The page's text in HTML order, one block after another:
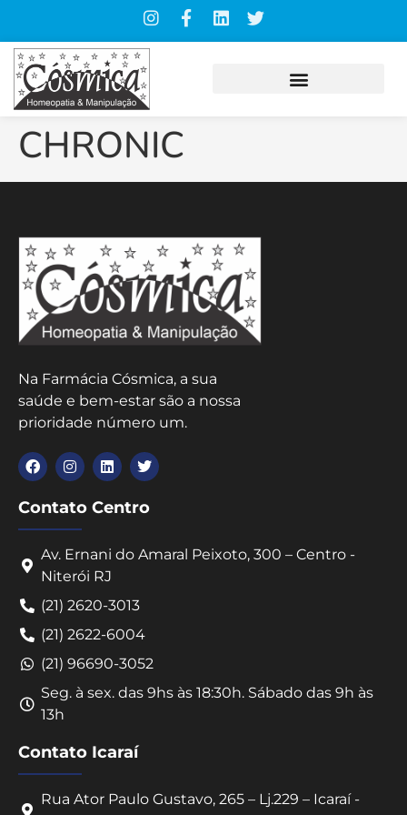
CHRONIC
Na Farmácia Cósmica, a sua
saúde e bem-estar são a nossa
prioridade número um.
Contato Centro
Av. Ernani do Amaral Peixoto, 300 – Centro -
Niterói RJ
(21) 2620-3013
(21) 2622-6004
(21) 96690-3052
Seg. à sex. das 9hs às 18:30h. Sábado das 9h às
13h
Contato Icaraí
Rua Ator Paulo Gustavo, 265 – Lj.229 – Icaraí -